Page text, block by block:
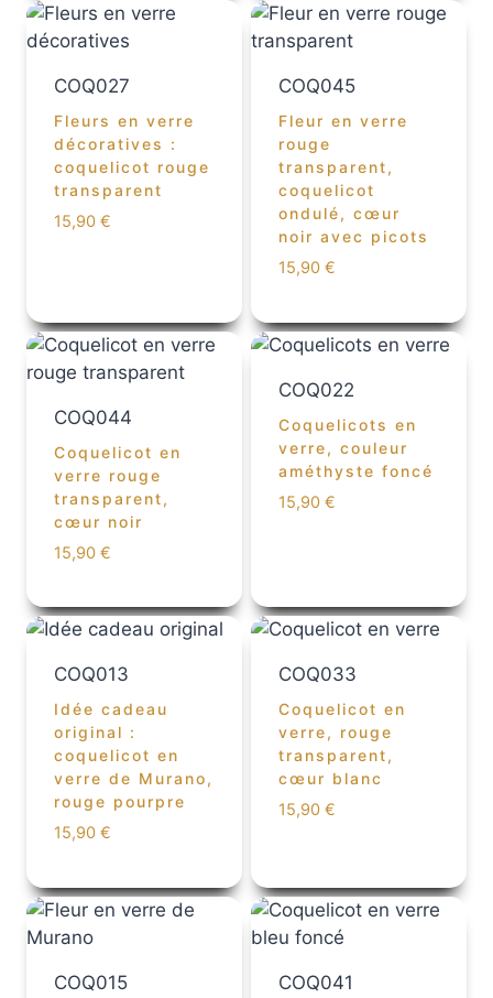
COQ027
Fleurs en verre
décoratives :
coquelicot rouge
transparent
15,90 €
COQ045
Fleur en verre
rouge
transparent,
coquelicot
ondulé, cœur
noir avec picots
15,90 €
COQ044
Coquelicot en
verre rouge
transparent,
cœur noir
15,90 €
COQ022
Coquelicots en
verre, couleur
améthyste foncé
15,90 €
COQ013
Idée cadeau
original :
coquelicot en
verre de Murano,
rouge pourpre
15,90 €
COQ033
Coquelicot en
verre, rouge
transparent,
cœur blanc
15,90 €
COQ015 COQ041